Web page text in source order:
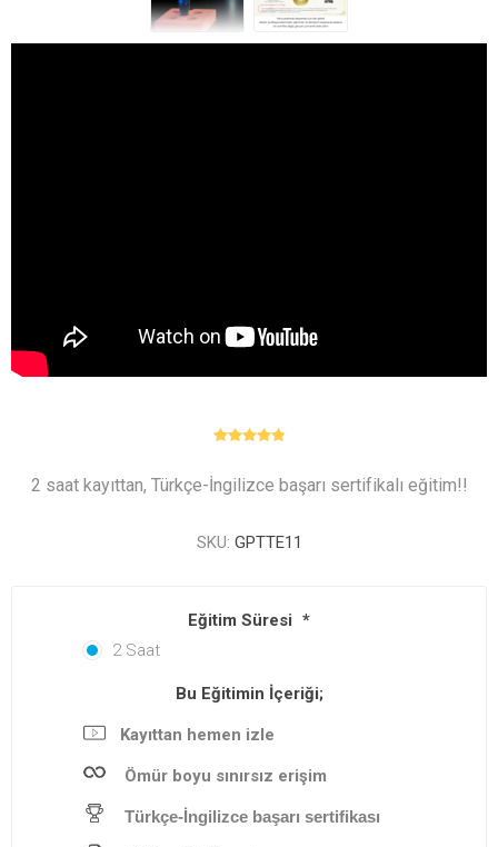
2 saat kayıttan, Türkçe-İngilizce başarı sertifikalı eğitim!!
SKU: GPTTE11
Eğitim Süresi *
2 Saat
Bu Eğitimin İçeriği;
Kayıttan hemen izle
Ömür boyu sınırsız erişim
Türkçe-İngilizce başarı sertifikası